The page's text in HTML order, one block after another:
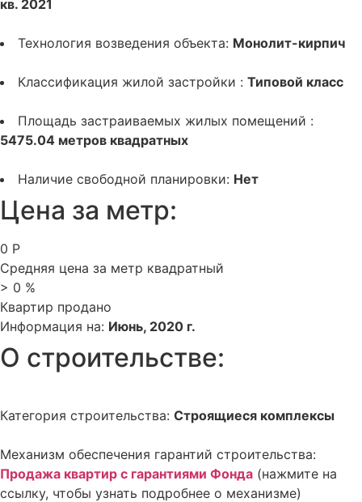
кв. 2021
Технология возведения объекта: Монолит-кирпич
Классификация жилой застройки : Типовой класс
Площадь застраиваемых жилых помещений :
5475.04 метров квадратных
Наличие свободной планировки: Нет
Цена за метр:
0 Р
Средняя цена за метр квадратный
> 0 %
Квартир продано
Информация на: Июнь, 2020 г.
О строительстве:
Категория строительства: Строящиеся комплексы
Механизм обеспечения гарантий строительства:
Продажа квартир с гарантиями Фонда (нажмите на
ссылку, чтобы узнать подробнее о механизме)